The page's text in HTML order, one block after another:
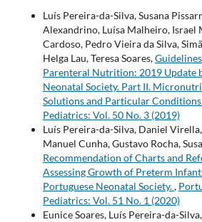
Luís Pereira-da-Silva, Susana
Alexandrino, Luísa Malheiro, Israel
Cardoso, Pedro Vieira da Silva,
Helga Lau, Teresa Soares,
Parenteral Nutrition: 2019 Update
Neonatal Society. Part II.
Solutions and Particular Conditions
Pediatrics: Vol. 50 No. 3 (2019)
Luís Pereira-da-Silva, Daniel
Manuel Cunha, Gustavo Rocha,
Recommendation of Charts and
Assessing Growth of Preterm
Portuguese Neonatal Society.,
Pediatrics: Vol. 51 No. 1 (2020)
Eunice Soares, Luís Pereira-da-